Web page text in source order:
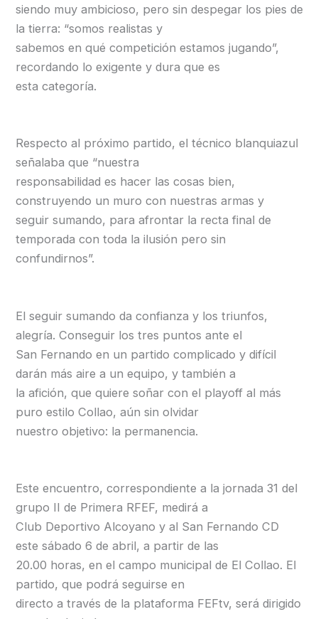
siendo muy ambicioso, pero sin despegar los pies de
la tierra: “somos realistas y
sabemos en qué competición estamos jugando”,
recordando lo exigente y dura que es
esta categoría.
Respecto al próximo partido, el técnico blanquiazul
señalaba que “nuestra
responsabilidad es hacer las cosas bien,
construyendo un muro con nuestras armas y
seguir sumando, para afrontar la recta final de
temporada con toda la ilusión pero sin
confundirnos”.
El seguir sumando da confianza y los triunfos,
alegría. Conseguir los tres puntos ante el
San Fernando en un partido complicado y difícil
darán más aire a un equipo, y también a
la afición, que quiere soñar con el playoff al más
puro estilo Collao, aún sin olvidar
nuestro objetivo: la permanencia.
Este encuentro, correspondiente a la jornada 31 del
grupo II de Primera RFEF, medirá a
Club Deportivo Alcoyano y al San Fernando CD
este sábado 6 de abril, a partir de las
20.00 horas, en el campo municipal de El Collao. El
partido, que podrá seguirse en
directo a través de la plataforma FEFtv, será dirigido